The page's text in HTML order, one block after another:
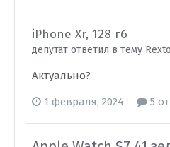
iPhone Xr, 128 гб
депутат ответил в тему
Актуально?
1 февраля, 2024 5